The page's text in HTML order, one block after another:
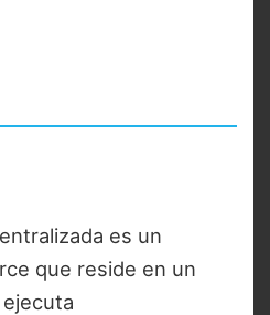
es un
que reside en un